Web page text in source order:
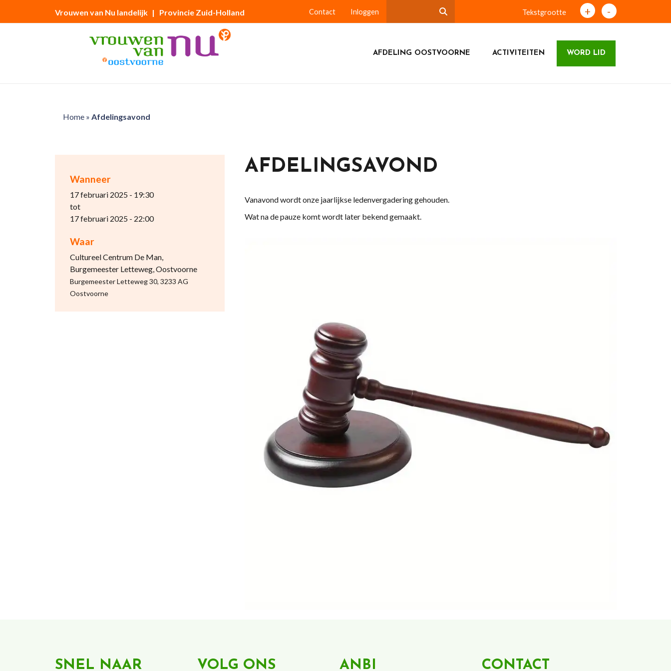
Vrouwen van Nu landelijk | Provincie Zuid-Holland Contact Inloggen Tekstgrootte + -
AFDELING OOSTVOORNE ACTIVITEITEN WORD LID
Home» Afdelingsavond
Wanneer
17 februari 2025 - 19:30
tot
17 februari 2025 - 22:00
Waar
Cultureel Centrum De Man,
Burgemeester Letteweg, Oostvoorne
Burgemeester Letteweg 30, 3233 AG
Oostvoorne
AFDELINGSAVOND
Vanavond wordt onze jaarlijkse ledenvergadering gehouden.
Wat na de pauze komt wordt later bekend gemaakt.
SNEL NAAR VOLG ONS ANBI CONTACT